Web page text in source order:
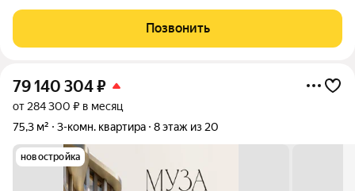
Краснопресненской набережной. Общая площадь 103,9
квадратных метра, 35 этаж из 61. О
Позвонить
79 140 304₽
от 284 300 ₽ в месяц
75,3 м²
3-комн. квартира 8 этаж из 20
новостройка